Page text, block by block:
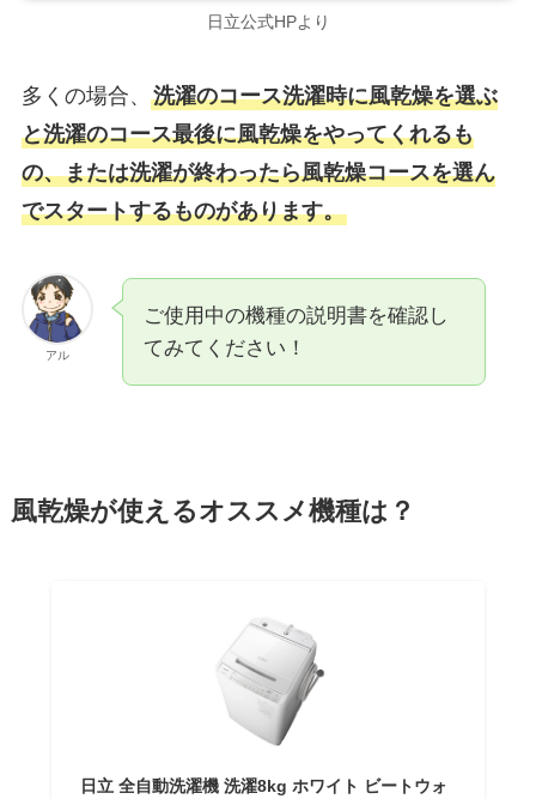
日立公式HPより
多くの場合、 洗濯のコース洗濯時に風乾燥を選ぶ
と洗濯のコース最後に風乾燥をやってくれるも
の、または洗濯が終わったら風乾燥コースを選ん
でスタートするものがあります。
アル
ご使用中の機種の説明書を確認し
てみてください！
風乾燥が使えるオススメ機種は？
日立 全自動洗濯機 洗濯8kg ホワイト ビートウォ